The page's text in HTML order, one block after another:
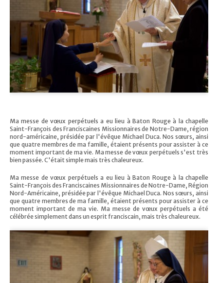
Ma messe de vœux perpétuels a eu lieu à Baton Rouge à la chapelle
Saint-François des Franciscaines Missionnaires de Notre-Dame, région
nord-américaine, présidée par l'évêque Michael Duca. Nos sœurs, ainsi
que quatre membres de ma famille, étaient présents pour assister à ce
moment important de ma vie. Ma messe de vœux perpétuels s'est très
bien passée. C'était simple mais très chaleureux.
Ma messe de vœux perpétuels a eu lieu à Baton Rouge à la chapelle
Saint-François des Franciscaines Missionnaires de Notre-Dame, Région
Nord-Américaine, présidée par l'évêque Michael Duca. Nos sœurs, ainsi
que quatre membres de ma famille, étaient présents pour assister à ce
moment important de ma vie. Ma messe de vœux perpétuels a été
célébrée simplement dans un esprit franciscain, mais très chaleureux.